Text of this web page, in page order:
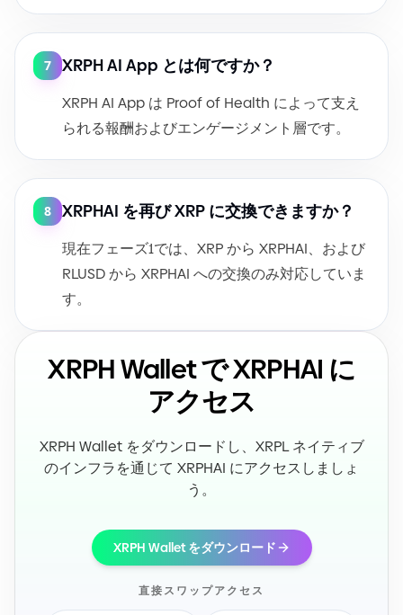
7 XRPH AI App とは何ですか？
XRPH AI App は Proof of Health によって支え
られる報酬およびエンゲージメント層です。
8 XRPHAI を再び XRP に交換できますか？
現在フェーズ1では、XRP から XRPHAI、および
RLUSD から XRPHAI への交換のみ対応していま
す。
XRPH Wallet で XRPHAI に
アクセス
XRPH Wallet をダウンロードし、XRPL ネイティブ
のインフラを通じて XRPHAI にアクセスしましょ
う。
XRPH Wallet をダウンロード
直接スワップアクセス